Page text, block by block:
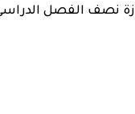
نصف الفصل